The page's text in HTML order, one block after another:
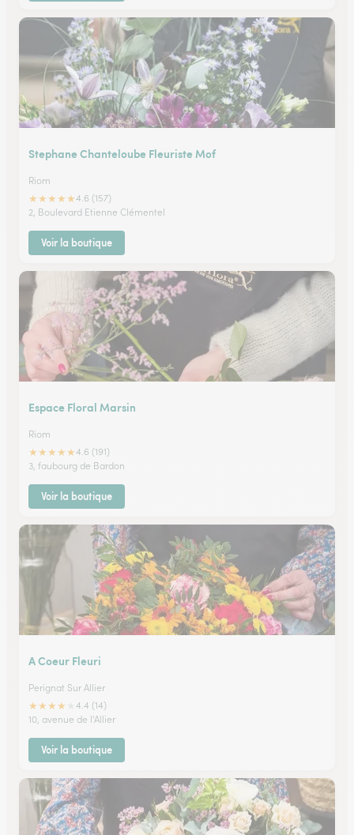
Stephane Chanteloube Fleuriste Mof
Riom
★★★★★4.6 (157)
2, Boulevard Etienne Clémentel
Voir la boutique
Espace Floral Marsin
Riom
★★★★★4.6 (191)
3, faubourg de Bardon
Voir la boutique
A Coeur Fleuri
Perignat Sur Allier
★★★★
4.4 (14)
10, avenue de l'Allier
Voir la boutique